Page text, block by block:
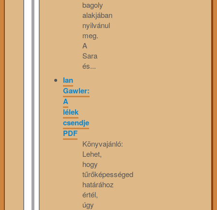
bagoly
alakjában
nyilvánul
meg.
A
Sara
és...
Ian
Gawler:
A
lélek
csendje
PDF
Könyvajánló:
Lehet,
hogy
tűrőképességed
határához
értél,
úgy